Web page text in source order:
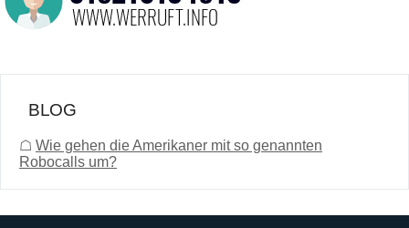
BLOG
☖ Wie gehen die Amerikaner mit so genannten
Robocalls um?